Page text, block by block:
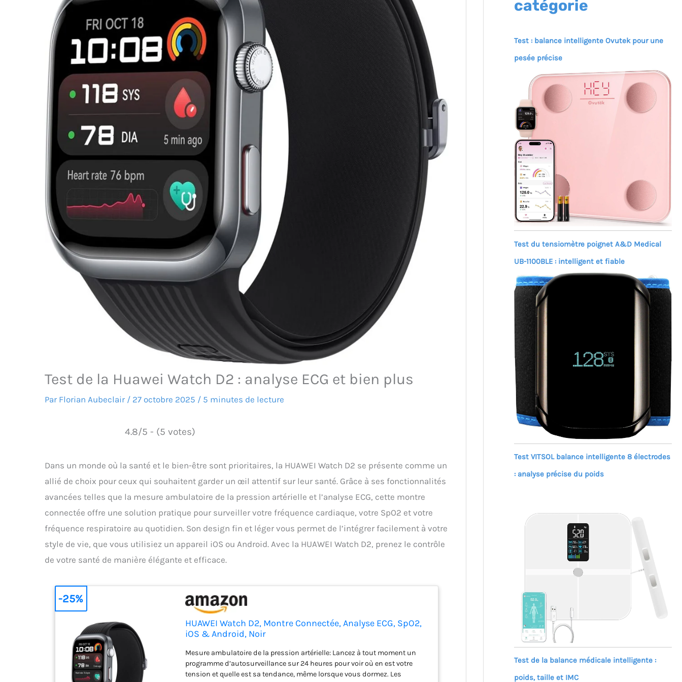
Test de la Huawei Watch D2 : analyse ECG et bien plus
Par Florian Aubeclair / 27 octobre 2025 / 5 minutes de lecture
4.8/5 - (5 votes)
Dans un monde où la santé et le bien-être sont prioritaires, la HUAWEI Watch D2 se présente comme un
allié de choix pour ceux qui souhaitent garder un œil attentif sur leur santé. Grâce à ses fonctionnalités
avancées telles que la mesure ambulatoire de la pression artérielle et l’analyse ECG, cette montre
connectée offre une solution pratique pour surveiller votre fréquence cardiaque, votre SpO2 et votre
fréquence respiratoire au quotidien. Son design fin et léger vous permet de l’intégrer facilement à votre
style de vie, que vous utilisiez un appareil iOS ou Android. Avec la HUAWEI Watch D2, prenez le contrôle
de votre santé de manière élégante et efficace.
HUAWEI Watch D2, Montre Connectée, Analyse ECG, SpO2,
iOS & Android, Noir
Mesure ambulatoire de la pression artérielle: Lancez à tout moment un
programme d’autosurveillance sur 24 heures pour voir où en est votre
tension et quelle est sa tendance, même lorsque vous dormez. Les
-25%
catégorie
Test : balance intelligente Ovutek pour une
pesée précise
Test du tensiomètre poignet A&D Medical
UB-1100BLE : intelligent et fiable
Test VITSOL balance intelligente 8 électrodes
: analyse précise du poids
Test de la balance médicale intelligente :
poids, taille et IMC